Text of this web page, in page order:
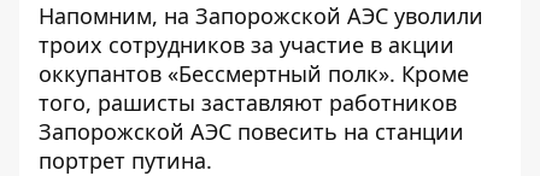
Напомним, на Запорожской АЭС уволили
троих сотрудников за участие в акции
оккупантов «Бессмертный полк». Кроме
того, рашисты заставляют работников
Запорожской АЭС повесить на станции
портрет путина.